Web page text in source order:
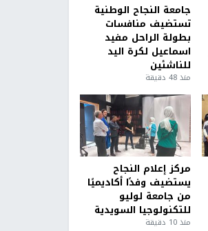
جامعة النجاح الوطنية
تستضيف منافسات
بطولة الراحل مفيد
اسماعيل لكرة اليد
للناشئين
منذ 48 دقيقة
مركز إعلام النجاح
يستضيف وفدًا أكاديميًا
من جامعة لوليو
للتكنولوجيا السويدية
منذ 10 دقيقة